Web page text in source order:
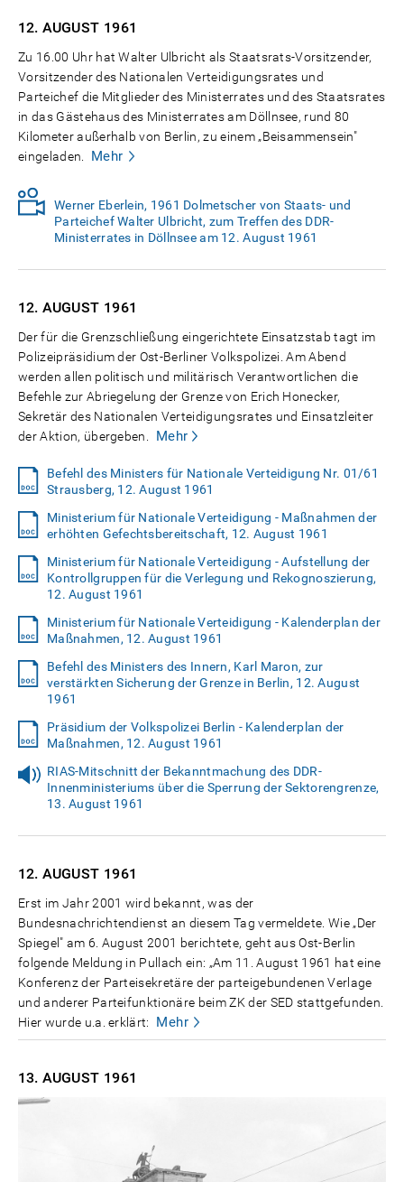
12. AUGUST 1961
Zu 16.00 Uhr hat Walter Ulbricht als Staatsrats-Vorsitzender,
Vorsitzender des Nationalen Verteidigungsrates und
Parteichef die Mitglieder des Ministerrates und des Staatsrates
in das Gästehaus des Ministerrates am Döllnsee, rund 80
Kilometer außerhalb von Berlin, zu einem „Beisammensein"
eingeladen.
Mehr
Werner Eberlein, 1961 Dolmetscher von Staats- und
Parteichef Walter Ulbricht, zum Treffen des DDR-
Ministerrates in Döllnsee am 12. August 1961
12. AUGUST 1961
Der für die Grenzschließung eingerichtete Einsatzstab tagt im
Polizeipräsidium der Ost-Berliner Volkspolizei. Am Abend
werden allen politisch und militärisch Verantwortlichen die
Befehle zur Abriegelung der Grenze von Erich Honecker,
Sekretär des Nationalen Verteidigungsrates und Einsatzleiter
der Aktion, übergeben.
Mehr
Befehl des Ministers für Nationale Verteidigung Nr. 01/61
Strausberg, 12. August 1961
Ministerium für Nationale Verteidigung - Maßnahmen der
erhöhten Gefechtsbereitschaft, 12. August 1961
Ministerium für Nationale Verteidigung - Aufstellung der
Kontrollgruppen für die Verlegung und Rekognoszierung,
12. August 1961
Ministerium für Nationale Verteidigung - Kalenderplan der
Maßnahmen, 12. August 1961
Befehl des Ministers des Innern, Karl Maron, zur
verstärkten Sicherung der Grenze in Berlin, 12. August
1961
Präsidium der Volkspolizei Berlin - Kalenderplan der
Maßnahmen, 12. August 1961
RIAS-Mitschnitt der Bekanntmachung des DDR-
Innenministeriums über die Sperrung der Sektorengrenze,
13. August 1961
12. AUGUST 1961
Erst im Jahr 2001 wird bekannt, was der
Bundesnachrichtendienst an diesem Tag vermeldete. Wie „Der
Spiegel" am 6. August 2001 berichtete, geht aus Ost-Berlin
folgende Meldung in Pullach ein: „Am 11. August 1961 hat eine
Konferenz der Parteisekretäre der parteigebundenen Verlage
und anderer Parteifunktionäre beim ZK der SED stattgefunden.
Hier wurde u.a. erklärt:
Mehr
13. AUGUST 1961